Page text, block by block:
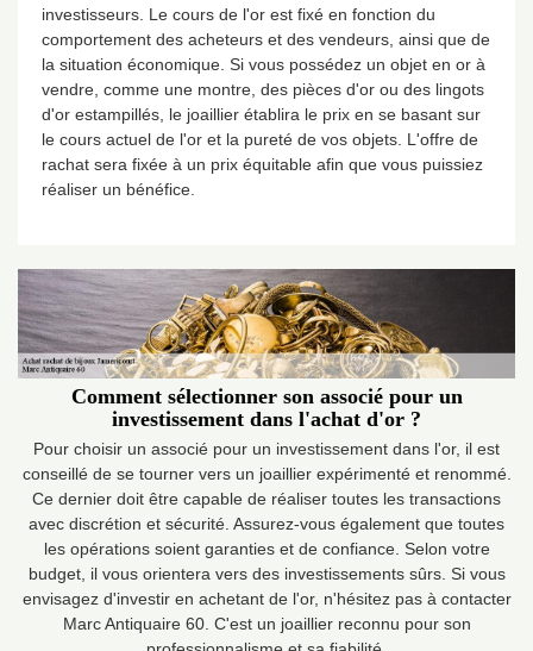
investisseurs. Le cours de l'or est fixé en fonction du
comportement des acheteurs et des vendeurs, ainsi que de
la situation économique. Si vous possédez un objet en or à
vendre, comme une montre, des pièces d'or ou des lingots
d'or estampillés, le joaillier établira le prix en se basant sur
le cours actuel de l'or et la pureté de vos objets. L'offre de
rachat sera fixée à un prix équitable afin que vous puissiez
réaliser un bénéfice.
Comment sélectionner son associé pour un
investissement dans l'achat d'or ?
Pour choisir un associé pour un investissement dans l'or, il est
conseillé de se tourner vers un joaillier expérimenté et renommé.
Ce dernier doit être capable de réaliser toutes les transactions
avec discrétion et sécurité. Assurez-vous également que toutes
les opérations soient garanties et de confiance. Selon votre
budget, il vous orientera vers des investissements sûrs. Si vous
envisagez d'investir en achetant de l'or, n'hésitez pas à contacter
Marc Antiquaire 60. C'est un joaillier reconnu pour son